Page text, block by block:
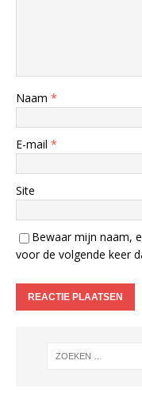
Naam *
E-mail *
Site
Bewaar mijn naam,
voor de volgende keer